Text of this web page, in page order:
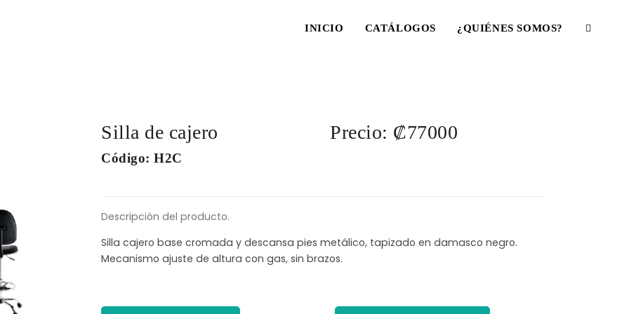
INICIO CATÁLOGOS ¿QUIÉNES SOMOS?
Silla de cajero Precio: ₡77000
Código: H2C
Descripción del producto.
Silla cajero base cromada y descansa pies metálico, tapizado en damasco negro.
Mecanismo ajuste de altura con gas, sin brazos.